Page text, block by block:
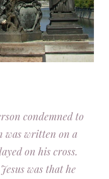
condemned to
was written on a
on his cross.
was that he